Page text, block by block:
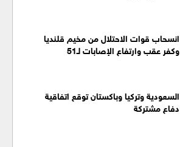
انسحاب قوات الاحتلال من مخيم قلنديا
وكفر عقب وارتفاع الإصابات لـ51
السعودية وتركيا وباكستان توقع اتفاقية
دفاع مشتركة